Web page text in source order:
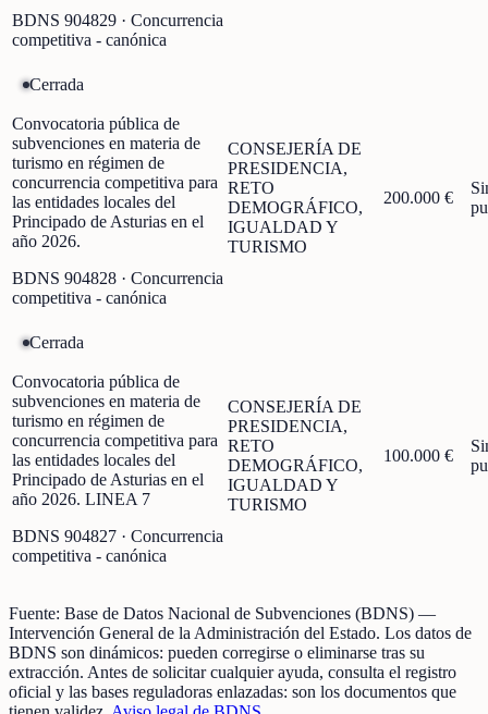
BDNS 904829 · Concurrencia
competitiva - canónica
Cerrada
Convocatoria pública de
subvenciones en materia de
turismo en régimen de
concurrencia competitiva para
las entidades locales del
Principado de Asturias en el
año 2026.
BDNS 904828 · Concurrencia
competitiva - canónica
CONSEJERÍA DE
PRESIDENCIA,
RETO
DEMOGRÁFICO,
IGUALDAD Y
TURISMO
200.000 €
Cerrada
Convocatoria pública de
subvenciones en materia de
turismo en régimen de
concurrencia competitiva para
las entidades locales del
Principado de Asturias en el
año 2026. LINEA 7
BDNS 904827 · Concurrencia
competitiva - canónica
CONSEJERÍA DE
PRESIDENCIA,
RETO
DEMOGRÁFICO,
IGUALDAD Y
TURISMO
100.000 €
Fuente: Base de Datos Nacional de Subvenciones (BDNS) —
Intervención General de la Administración del Estado. Los datos de
BDNS son dinámicos: pueden corregirse o eliminarse tras su
extracción. Antes de solicitar cualquier ayuda, consulta el registro
oficial y las bases reguladoras enlazadas: son los documentos que